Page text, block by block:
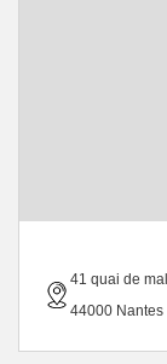
41 quai de
44000 Nantes